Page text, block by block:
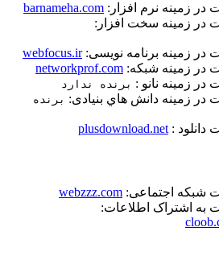
زمينه نرم افزار: barnameha.com
در زمينه سخت افزار:
در زمينه برنامه نويسی:webfocus.ir
در زمینه شبکه: networkprof.com
زمينه نانو : برنده ندارد
در زمينه دانش هاي بنيادی: برنده
دانلود :plusdownload.net
شبکه اجتماعی: webzzz.com
به اشتراک اطلاعات: